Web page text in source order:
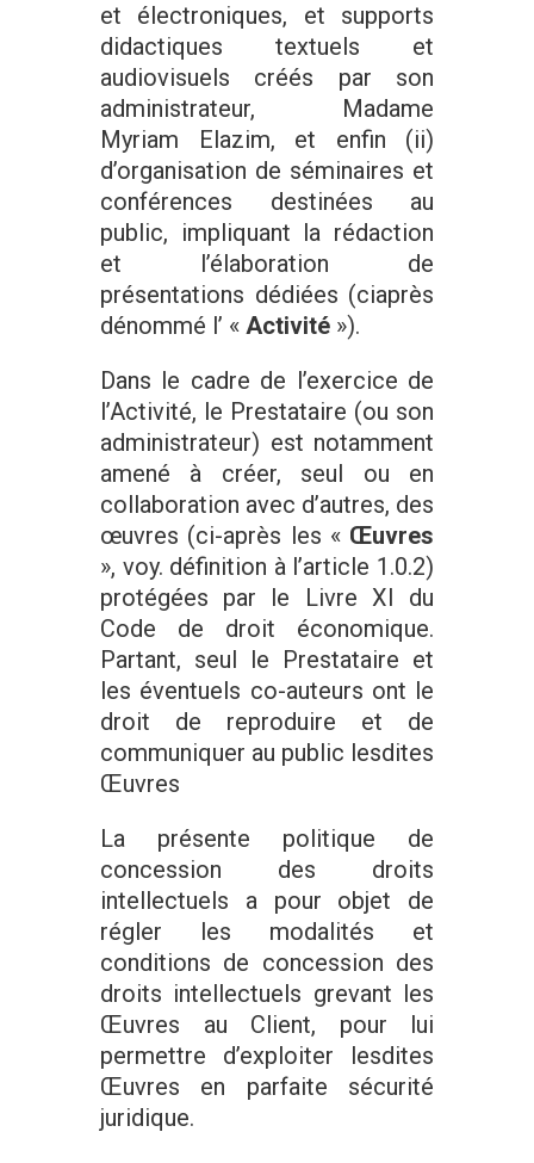
et électroniques, et supports
didactiques textuels et
audiovisuels créés par son
administrateur, Madame
Myriam Elazim, et enfin (ii)
d’organisation de séminaires et
conférences destinées au
public, impliquant la rédaction
et l’élaboration de
présentations dédiées (ciaprès
dénommé l’ « Activité »).
Dans le cadre de l’exercice de
l’Activité, le Prestataire (ou son
administrateur) est notamment
amené à créer, seul ou en
collaboration avec d’autres, des
œuvres (ci-après les « Œuvres
», voy. définition à l’article 1.0.2)
protégées par le Livre XI du
Code de droit économique.
Partant, seul le Prestataire et
les éventuels co-auteurs ont le
droit de reproduire et de
communiquer au public lesdites
Œuvres
La présente politique de
concession des droits
intellectuels a pour objet de
régler les modalités et
conditions de concession des
droits intellectuels grevant les
Œuvres au Client, pour lui
permettre d’exploiter lesdites
Œuvres en parfaite sécurité
juridique.